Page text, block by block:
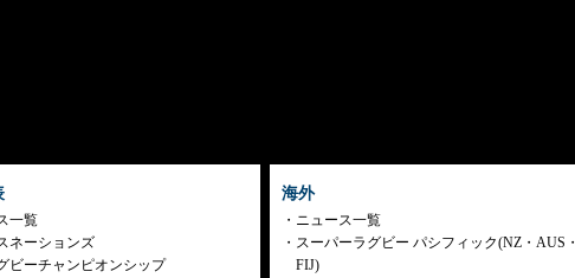
一覧
ネーションズ
ビーチャンピオンシップ
海外
ニュース一覧
スーパーラグビー パシフィック(NZ・AUS・
FIJ)